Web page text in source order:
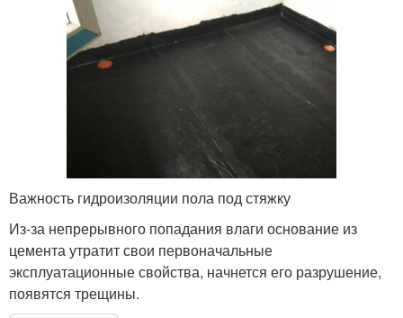
Важность гидроизоляции пола под стяжку
Из-за непрерывного попадания влаги основание из
цемента утратит свои первоначальные
эксплуатационные свойства, начнется его разрушение,
появятся трещины.